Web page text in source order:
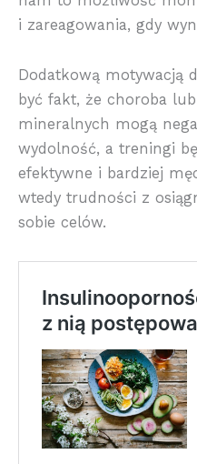
i zareagowania, gdy
Dodatkową motywacją
być fakt, że choroba
mineralnych mogą
wydolność, a treningi
efektywne i bardziej
wtedy trudności z
sobie celów.